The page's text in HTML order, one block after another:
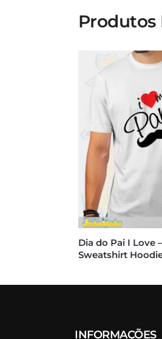
Produtos
Dia do Pai I Love
Sweatshirt
INFORMAÇÕES